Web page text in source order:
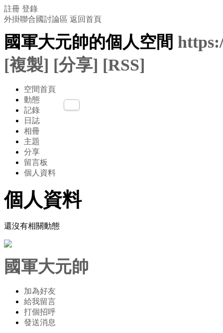
註冊 登錄
外掛聯合國討論區 返回首頁
國軍大元帥的個人空間
[複製] [分享] [RSS]
空間首頁
動態
記錄
日誌
相冊
主題
分享
留言板
個人資料
個人資料
還沒有相關動態
國軍大元帥
加為好友
給我留言
打個招呼
發送消息